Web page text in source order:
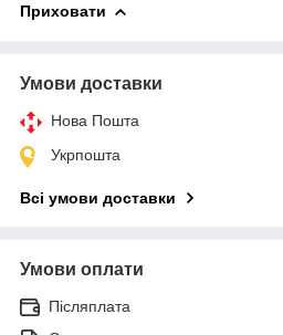
Приховати
Умови доставки
Нова Пошта
Укрпошта
Всі умови доставки
Умови оплати
Післяплата